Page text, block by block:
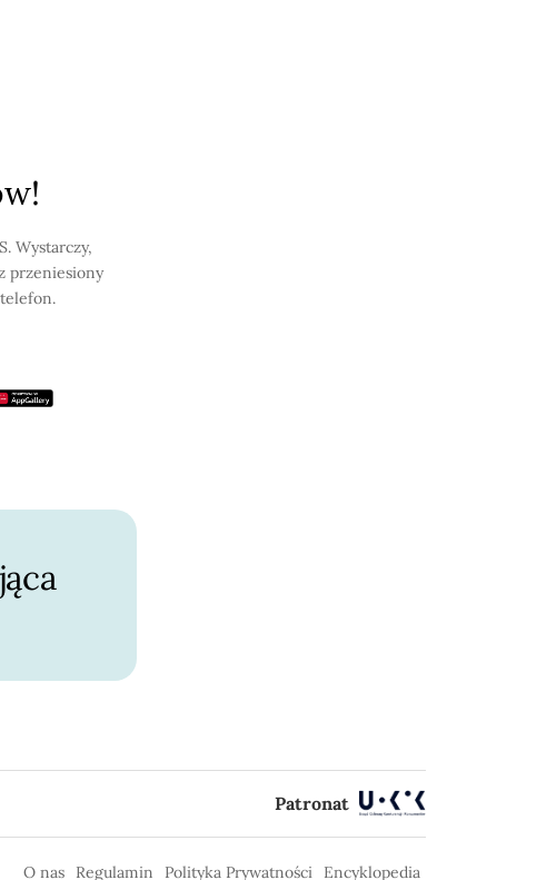
Wystarczy,
przeniesiony
Patronat
O nas Regulamin Polityka Prywatności Encyklopedia